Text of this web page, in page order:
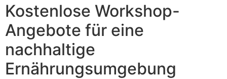
Kostenlose Workshop-
Angebote für eine
nachhaltige
Ernährungsumgebung